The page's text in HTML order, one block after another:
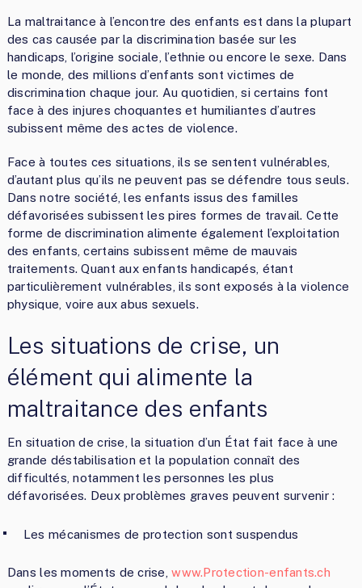
La maltraitance à l’encontre des enfants est dans la plupart
des cas causée par la discrimination basée sur les
handicaps, l’origine sociale, l’ethnie ou encore le sexe. Dans
le monde, des millions d’enfants sont victimes de
discrimination chaque jour. Au quotidien, si certains font
face à des injures choquantes et humiliantes d’autres
subissent même des actes de violence.
Face à toutes ces situations, ils se sentent vulnérables,
d’autant plus qu’ils ne peuvent pas se défendre tous seuls.
Dans notre société, les enfants issus des familles
défavorisées subissent les pires formes de travail. Cette
forme de discrimination alimente également l’exploitation
des enfants, certains subissent même de mauvais
traitements. Quant aux enfants handicapés, étant
particulièrement vulnérables, ils sont exposés à la violence
physique, voire aux abus sexuels.
Les situations de crise, un
élément qui alimente la
maltraitance des enfants
En situation de crise, la situation d’un État fait face à une
grande déstabilisation et la population connaît des
difficultés, notamment les personnes les plus
défavorisées. Deux problèmes graves peuvent survenir :
Les mécanismes de protection sont suspendus
Dans les moments de crise,www.Protection-enfants.ch